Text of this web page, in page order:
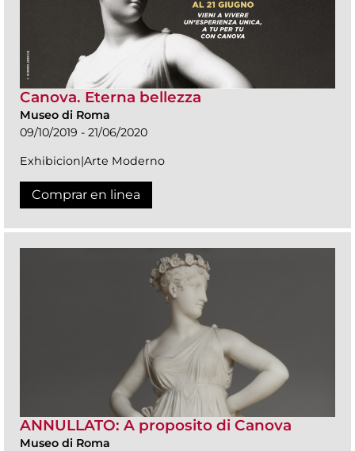
Canova. Eterna bellezza
Museo di Roma
09/10/2019 - 21/06/2020
Exhibicion|Arte Moderno
Comprar en linea
ANNULLATO: A proposito di Canova
Museo di Roma